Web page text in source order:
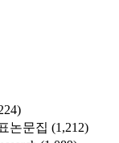
논문집 (1,212)